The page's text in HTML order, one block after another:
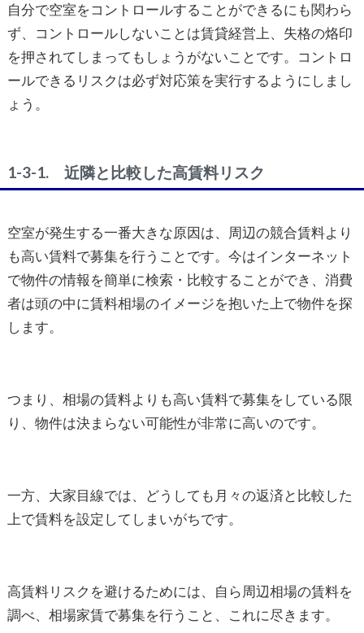
自分で空室をコントロールすることができるにも関わら
ず、コントロールしないことは賃貸経営上、失格の烙印
を押されてしまってもしょうがないことです。コントロ
ールできるリスクは必ず対応策を実行するようにしまし
ょう。
1-3-1. 近隣と比較した高賃料リスク
空室が発生する一番大きな原因は、周辺の競合賃料より
も高い賃料で募集を行うことです。今はインターネット
で物件の情報を簡単に検索・比較することができ、消費
者は頭の中に賃料相場のイメージを抱いた上で物件を探
します。
つまり、相場の賃料よりも高い賃料で募集をしている限
り、物件は決まらない可能性が非常に高いのです。
一方、大家目線では、どうしても月々の返済と比較した
上で賃料を設定してしまいがちです。
高賃料リスクを避けるためには、自ら周辺相場の賃料を
調べ、相場家賃で募集を行うこと、これに尽きます。